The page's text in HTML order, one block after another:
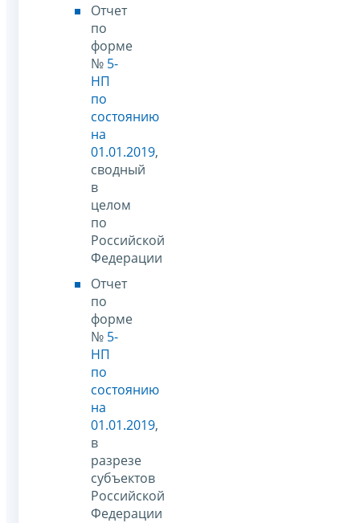
Отчет
по
форме
№ 5-
НП
по
состоянию
на
01.01.2019,
сводный
в
целом
по
Российской
Федерации
Отчет
по
форме
№ 5-
НП
по
состоянию
на
01.01.2019,
в
разрезе
субъектов
Российской
Федерации